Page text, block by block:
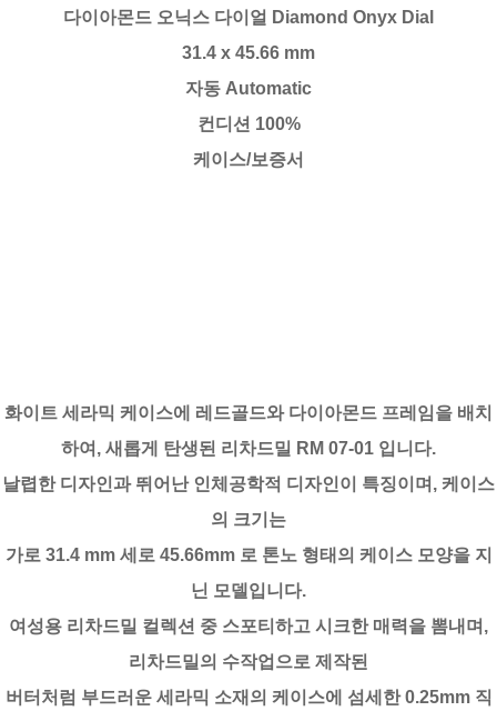
다이아몬드 오닉스 다이얼 Diamond Onyx Dial
31.4 x 45.66 mm
자동 Automatic
컨디션 100%
케이스/보증서
화이트 세라믹 케이스에 레드골드와 다이아몬드 프레임을 배치
하여, 새롭게 탄생된 리차드밀 RM 07-01 입니다.
날렵한 디자인과 뛰어난 인체공학적 디자인이 특징이며, 케이스
의 크기는
가로 31.4 mm 세로 45.66mm 로 톤노 형태의 케이스 모양을 지
닌 모델입니다.
여성용 리차드밀 컬렉션 중 스포티하고 시크한 매력을 뽐내며,
리차드밀의 수작업으로 제작된
버터처럼 부드러운 세라믹 소재의 케이스에 섬세한 0.25mm 직